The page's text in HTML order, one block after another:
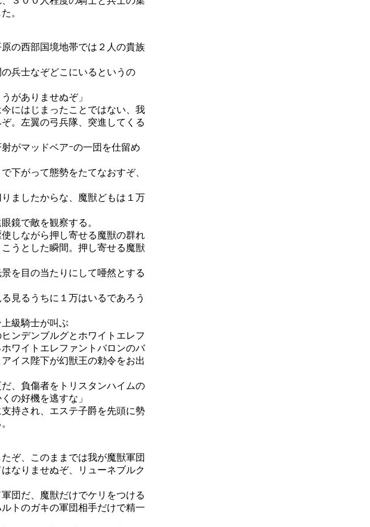
。
の西部国境地帯では２人の貴族
兵士なぞどこにいるというの
がありませぬぞ」
にはじまったことではない、我
。左翼の弓兵隊、突進してくる
がマッドベアｰの一団を仕留め
下がって態勢をたてなおすぞ、
ましたからな、魔獣どもは１万
鏡で敵を観察する。
しながら押し寄せる魔獣の群れ
うとした瞬間。押し寄せる魔獣
を目の当たりにして唖然とする
見るうちに１万はいるであろう
級騎士が叫ぶ
ンデンブルグとホワイトエレフ
ワイトエレファントバロンのバ
イス陛下が幻獣王の勅令をお出
、負傷者をトリスタンハイムの
の好機を逃すな」
持され、エステ子爵を先頭に勢
ぞ、このままでは我が魔獣軍団
なりませぬぞ、リューネブルク
団だ、魔獣だけでケリをつける
トのガキの軍団相手だけで精一